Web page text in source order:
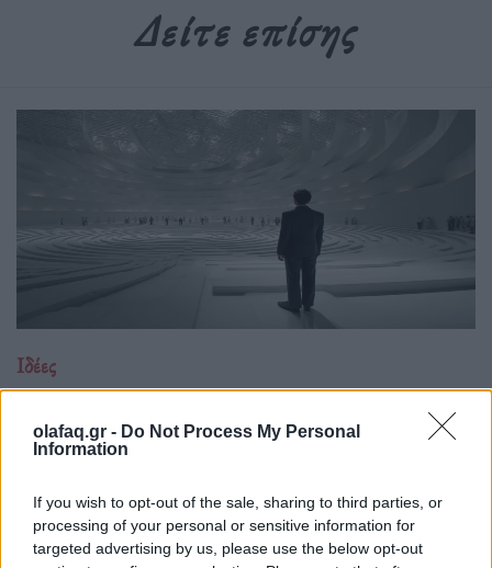
olafaq.gr - Do Not Process My Personal
Information
If you wish to opt-out of the sale, sharing to third parties, or
processing of your personal or sensitive information for
targeted advertising by us, please use the below opt-out
Δείτε επίσης
Ιδέες
Η μετριοπάθεια δεν κάνει θόρυβο, γι’ αυτό
την περάσαμε για αδυναμία
Όταν η εποχή ανταμείβει τις κραυγές και τις βεβαιότητες, η
ψύχραιμη σκέψη μοιάζει χαμένη υπόθεση, ίσως όμως είναι το